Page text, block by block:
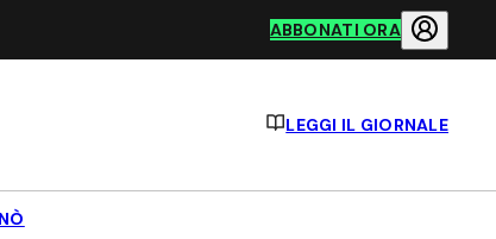
ABBONATI ORA
LEGGI IL GIORNALE